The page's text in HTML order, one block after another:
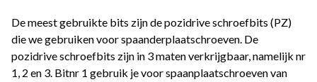
De meest gebruikte bits zijn de pozidrive schroefbits (PZ)
die we gebruiken voor spaanderplaatschroeven. De
pozidrive schroefbits zijn in 3 maten verkrijgbaar, namelijk nr
1, 2 en 3. Bitnr 1 gebruik je voor spaanplaatschroeven van